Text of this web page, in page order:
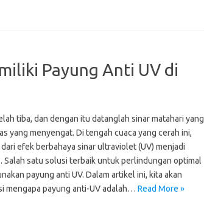
Payung Anti UV di
tiba, dan dengan itu datanglah sinar matahari yang
yang menyengat. Di tengah cuaca yang cerah ini,
efek berbahaya sinar ultraviolet (UV) menjadi
Salah satu solusi terbaik untuk perlindungan optimal
payung anti UV. Dalam artikel ini, kita akan
mengapa payung anti-UV adalah… Read More »